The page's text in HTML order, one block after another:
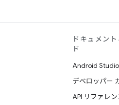
ドキュメン
ド
Android
デベロッパー
API リファレン